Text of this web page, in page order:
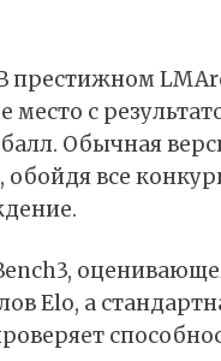
престижном
с
Обычная
обойдя все
Elo, а